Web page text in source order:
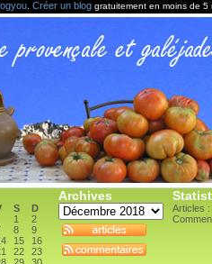
Créer un blog gratuitement en moins de 5
S
D
1
2
8
9
15
16
22
23
Archives
Articles :